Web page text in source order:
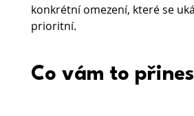
konkrétní omezení, které se
prioritní.
Co vám to